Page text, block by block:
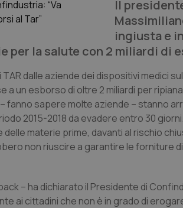
Il
ingiusta e
per la salute con 2 miliardi di
dalle aziende dei dispositivi medici
a un esborso di oltre 2 miliardi per
fanno sapere molte aziende – stanno
2015-2018 da evadere entro 30
materie prime, davanti al rischio
non riuscire a garantire le forniture
– ha dichiarato il Presidente di
ai cittadini che non è in grado di